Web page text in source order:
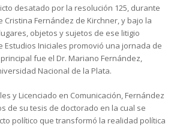
desatado por la resolución 125, durante
Cristina Fernández de Kirchner, y bajo la
objetos y sujetos de ese litigio
Estudios Iniciales promovió una jornada de
fue el Dr. Mariano Fernández,
Nacional de la Plata.
y Licenciado en Comunicación, Fernández
de su tesis de doctorado en la cual se
político que transformó la realidad política